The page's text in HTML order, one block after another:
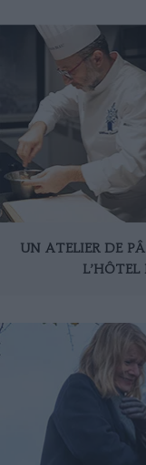
UN ATELIER DE